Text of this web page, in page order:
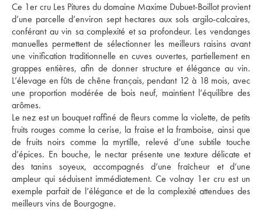
Ce 1er cru Les Pitures du domaine Maxime Dubuet-Boillot provient
d’une parcelle d’environ sept hectares aux sols argilo-calcaires,
conférant au vin sa complexité et sa profondeur. Les vendanges
manuelles permettent de sélectionner les meilleurs raisins avant
une vinification traditionnelle en cuves ouvertes, partiellement en
grappes entières, afin de donner structure et élégance au vin.
L’élevage en fûts de chêne français, pendant 12 à 18 mois, avec
une proportion modérée de bois neuf, maintient l’équilibre des
arômes.
Le nez est un bouquet raffiné de fleurs comme la violette, de petits
fruits rouges comme la cerise, la fraise et la framboise, ainsi que
de fruits noirs comme la myrtille, relevé d’une subtile touche
d’épices. En bouche, le nectar présente une texture délicate et
des tanins soyeux, accompagnés d’une fraîcheur et d’une
ampleur qui séduisent immédiatement. Ce volnay 1er cru est un
exemple parfait de l’élégance et de la complexité attendues des
meilleurs vins de Bourgogne.